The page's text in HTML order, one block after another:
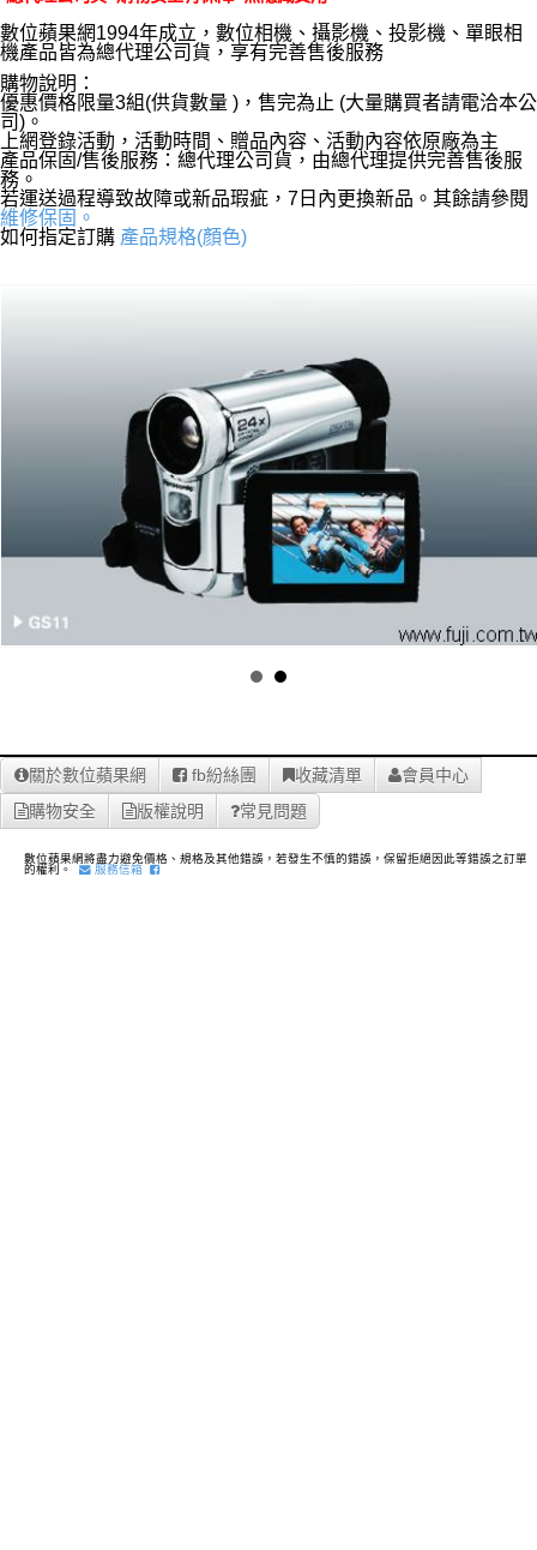
數位蘋果網1994年成立，數位相機、攝影機、投影機、單眼相
機產品皆為總代理公司貨，享有完善售後服務
購物說明：
優惠價格限量3組(供貨數量 )，售完為止 (大量購買者請電洽本公
司)。
上網登錄活動，活動時間、贈品內容、活動內容依原廠為主
產品保固/售後服務：總代理公司貨，由總代理提供完善售後服
務。
若運送過程導致故障或新品瑕疵，7日內更換新品。其餘請參閱
維修保固。
如何指定訂購 產品規格(顏色)
關於數位蘋果網 fb紛絲團 收藏清單
會員中心
購物安全
版權說明 常見問題
數位蘋果網將盡力避免價格、規格及其他錯誤，若發生不慎的錯誤，保留拒絕因此等錯誤之訂單
的權利。
服務信箱